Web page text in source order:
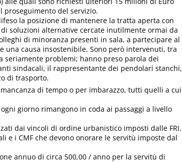
proseguimento del servizio.
la posizione di mantenere la tratta aperta con
soluzioni alternative cercate inutilmente ormai da
di minoranza presenti in sala, a partecipare al
causa insostenibile. Sono però intervenuti, tra
problemi; hanno preso parola dei
sindacali, il rappresentante dei pendolari stanchi,
di trasporto.
di tempo o per imbarazzo, tutti quelli a cui
giorno rimangono in coda ai passaggi a livello
dai vincoli di ordine urbanistico imposti dalle FRI.
e i CMF che devono onorare le servitù imposte dal
annuo di circa 500,00 / anno per la servitù di